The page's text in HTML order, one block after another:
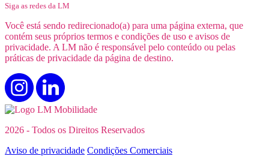
Siga as redes da LM
Você está sendo redirecionado(a) para uma página externa, que
contém seus próprios termos e condições de uso e avisos de
privacidade. A LM não é responsável pelo conteúdo ou pelas
práticas de privacidade da página de destino.
2026 - Todos os Direitos Reservados
Aviso de privacidade Condições Comerciais